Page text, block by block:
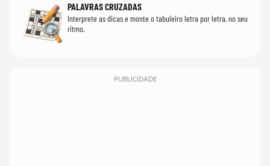
PALAVRAS CRUZADAS
Interprete as dicas e monte o tabuleiro letra por letra, no seu
ritmo.
PUBLICIDADE